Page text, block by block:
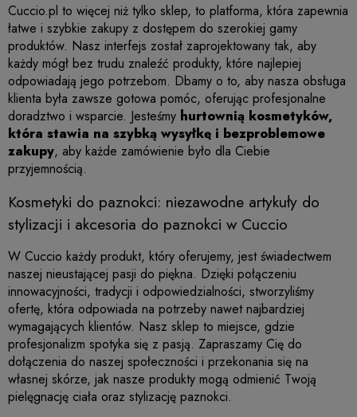
Cuccio.pl to więcej niż tylko sklep, to platforma, która zapewnia
łatwe i szybkie zakupy z dostępem do szerokiej gamy
produktów. Nasz interfejs został zaprojektowany tak, aby
każdy mógł bez trudu znaleźć produkty, które najlepiej
odpowiadają jego potrzebom. Dbamy o to, aby nasza obsługa
klienta była zawsze gotowa pomóc, oferując profesjonalne
doradztwo i wsparcie. Jesteśmy hurtownią kosmetyków,
która stawia na szybką wysyłkę i bezproblemowe
zakupy, aby każde zamówienie było dla Ciebie
przyjemnością.
Kosmetyki do paznokci: niezawodne artykuły do
stylizacji i akcesoria do paznokci w Cuccio
W Cuccio każdy produkt, który oferujemy, jest świadectwem
naszej nieustającej pasji do piękna. Dzięki połączeniu
innowacyjności, tradycji i odpowiedzialności, stworzyliśmy
ofertę, która odpowiada na potrzeby nawet najbardziej
wymagających klientów. Nasz sklep to miejsce, gdzie
profesjonalizm spotyka się z pasją. Zapraszamy Cię do
dołączenia do naszej społeczności i przekonania się na
własnej skórze, jak nasze produkty mogą odmienić Twoją
pielęgnację ciała oraz stylizację paznokci.